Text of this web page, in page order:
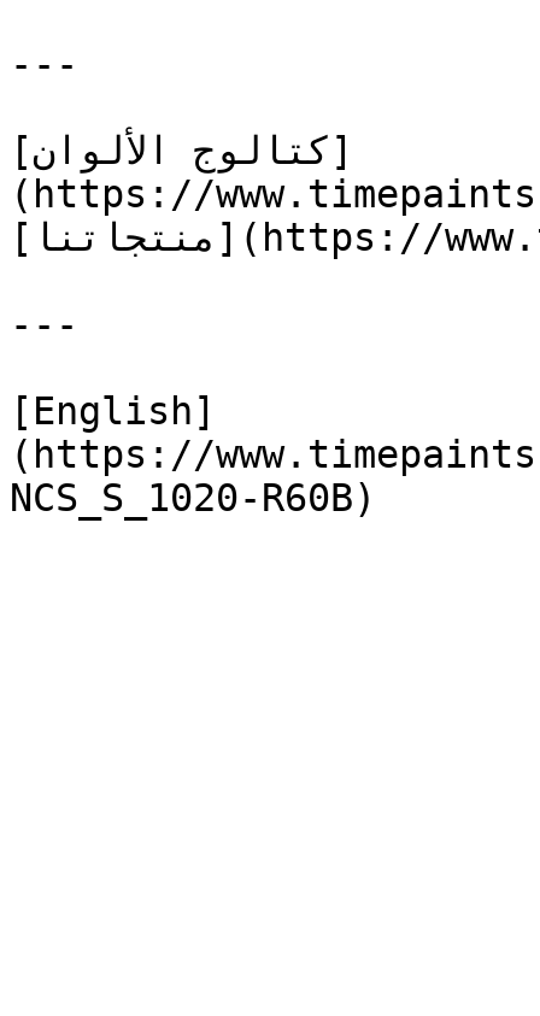
---
[كتالوج الألوان]
(https://
[منتجاتنا](https://www.timepaints.com/ar/products)
---
[English]
(https://
NCS_S_1020-R60B)